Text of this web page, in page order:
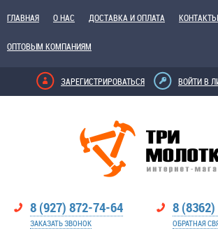
ГЛАВНАЯ О НАС ДОСТАВКА И ОПЛАТА КОНТАКТЫ
ОПТОВЫМ КОМПАНИЯМ
ЗАРЕГИСТРИРОВАТЬСЯ ВОЙТИ В
8 (927) 872-74-64
ЗАКАЗАТЬ ЗВОНОК
8
ОБРАТНАЯ